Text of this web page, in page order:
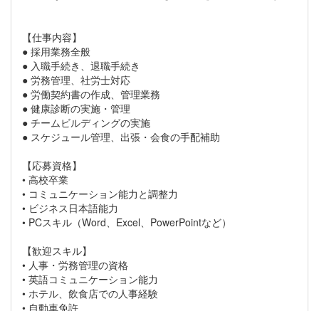
【仕事内容】
● 採用業務全般
● 入職手続き、退職手続き
● 労務管理、社労士対応
● 労働契約書の作成、管理業務
● 健康診断の実施・管理
● チームビルディングの実施
● スケジュール管理、出張・会食の手配補助
【応募資格】
• 高校卒業
• コミュニケーション能力と調整力
• ビジネス日本語能力
• PCスキル（Word、Excel、PowerPointなど）
【歓迎スキル】
• 人事・労務管理の資格
• 英語コミュニケーション能力
• ホテル、飲食店での人事経験
• 自動車免許